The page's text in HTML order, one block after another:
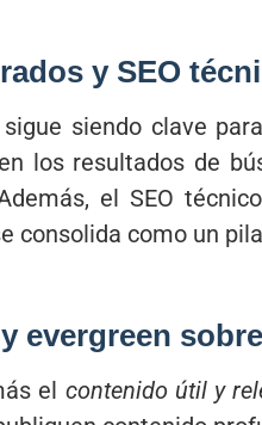
y SEO
sigue siendo clave
los resultados de
el SEO
consolida como un
evergreen
el contenido útil y